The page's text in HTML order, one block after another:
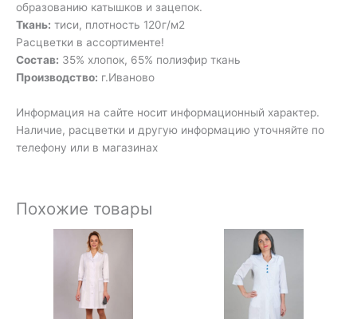
образованию катышков и зацепок.
Ткань: тиси, плотность 120г/м2
Расцветки в ассортименте!
Состав: 35% хлопок, 65% полиэфир ткань
Производство: г.Иваново
Информация на сайте носит информационный характер.
Наличие, расцветки и другую информацию уточняйте по
телефону или в магазинах
Похожие товары